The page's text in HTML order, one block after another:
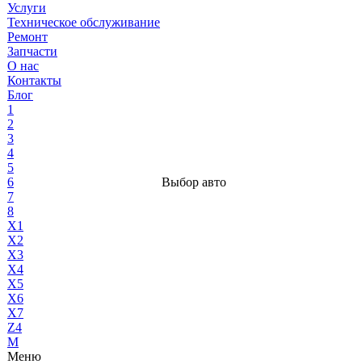
Услуги
Техническое обслуживание
Ремонт
Запчасти
О нас
Контакты
Блог
1
2
3
4
5
6
7
8
X1
X2
X3
X4
X5
X6
X7
Z4
М
Меню
Выбор авто